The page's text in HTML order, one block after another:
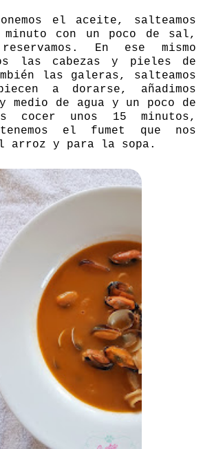
el aceite, salteamos
minuto con un poco de sal,
En ese mismo
las cabezas y pieles de
las galeras, salteamos
a dorarse, añadimos
de agua y un poco de
cocer unos 15 minutos,
el fumet que nos
arroz y para la sopa.